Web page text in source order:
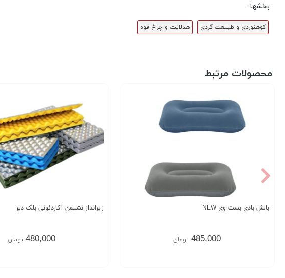
بخشها :
کوهنوردی و طبیعت گردی هدلایت و چراغ قوه
محصولات مرتبط
بالش بادی بست وی NEW
485,000 تومان
زیرانداز نشیمن آکاردئونی بلک دیر
480,000 تومان